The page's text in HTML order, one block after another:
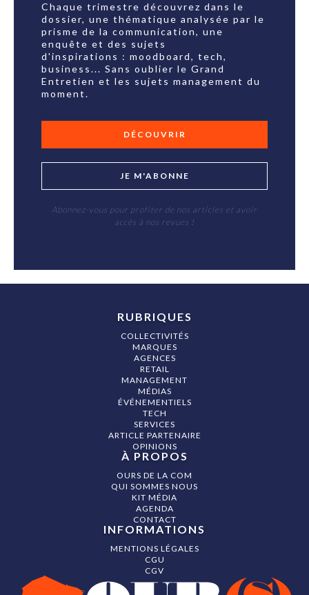
Chaque trimestre découvrez dans le
dossier, une thématique analysée par le
prisme de la communication, une
enquête et des sujets
d'inspirations : moodboard, tech,
business... Sans oublier le Grand
Entretien et les sujets management du
moment.
DÉCOUVRIR
JE M'ABONNE
Abonnez-vous pour profiter de nos articles et avoir
accès à nos revues !
RUBRIQUES
COLLECTIVITÉS
MARQUES
AGENCES
RETAIL
MANAGEMENT
MÉDIAS
ÉVÉNEMENTIELS
TECH
SERVICES
ARTICLE PARTENAIRE
OPINIONS
À PROPOS
OURS DE LA COM
QUI SOMMES NOUS
KIT MÉDIA
AGENDA
CONTACT
INFORMATIONS
MENTIONS LÉGALES
CGU
CGV